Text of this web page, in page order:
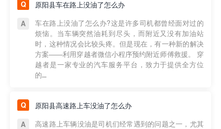
原阳县车在路上没油了怎么办
车在路上没油了怎么办?这是许多司机都曾经面对过的
烦恼。当车辆突然油耗到尽头，而附近又没有加油站
时，这种情况会比较头疼。但是现在，有一种新的解决
方案——利用穿越者微信小程序预约附近师傅救援。 穿
越者是一家专业的汽车服务平台，致力于提供全方位
的...
原阳县高速路上车没油了怎么办
高速路上车辆没油是司机们经常遇到的问题之一，尤其